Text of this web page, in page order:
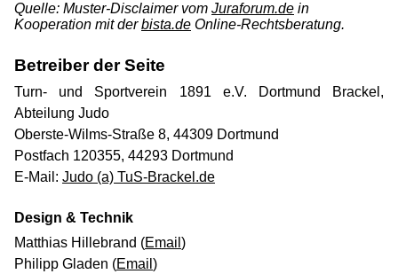
Quelle: Muster-Disclaimer vom Juraforum.de in
Kooperation mit derbista.de Online-Rechtsberatung.
Betreiber der Seite
Turn- und Sportverein 1891 e.V. Dortmund Brackel,
Abteilung Judo
Oberste-Wilms-Straße 8, 44309 Dortmund
Postfach 120355, 44293 Dortmund
E-Mail: Judo (a) TuS-Brackel.de
Design & Technik
Matthias Hillebrand (Email )
Philipp Gladen (Email )